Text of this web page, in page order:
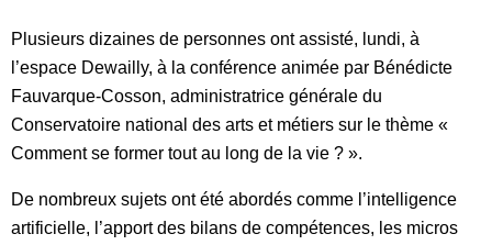
Plusieurs dizaines de personnes ont assisté, lundi, à
l’espace Dewailly, à la conférence animée par Bénédicte
Fauvarque-Cosson, administratrice générale du
Conservatoire national des arts et métiers sur le thème «
Comment se former tout au long de la vie ? ».
De nombreux sujets ont été abordés comme l’intelligence
artificielle, l’apport des bilans de compétences, les micros